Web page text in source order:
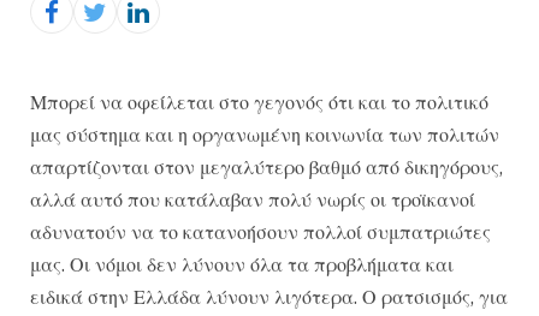
Μπορεί να οφείλεται στο γεγονός ότι και το πολιτικό
μας σύστημα και η οργανωμένη κοινωνία των πολιτών
απαρτίζονται στον μεγαλύτερο βαθμό από δικηγόρους,
αλλά αυτό που κατάλαβαν πολύ νωρίς οι τροϊκανοί
αδυνατούν να το κατανοήσουν πολλοί συμπατριώτες
μας. Οι νόμοι δεν λύνουν όλα τα προβλήματα και
ειδικά στην Ελλάδα λύνουν λιγότερα. Ο ρατσισμός, για